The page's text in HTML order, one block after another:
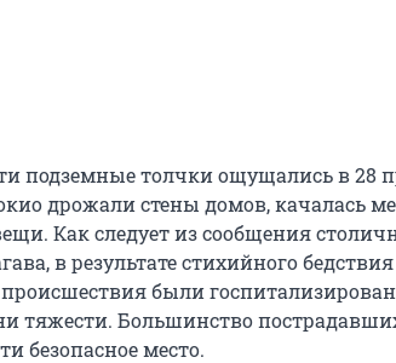
подземные толчки ощущались в 28
дрожали стены домов, качалась
Как следует из сообщения
в результате стихийного
были
тяжести. Большинство
безопасное место.